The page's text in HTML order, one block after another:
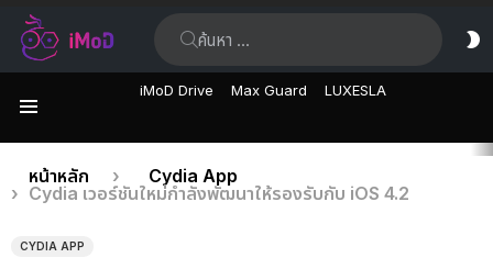
iMoD Drive Max Guard LUXESLA
เรื่อง
ล่าสุด
คุณอยู่ที่นี่:
หน้าหลัก
Cydia App
Cydia เวอร์ชันใหม่กำลังพัฒนาให้รองรับกับ iOS 4.2
CYDIA APP